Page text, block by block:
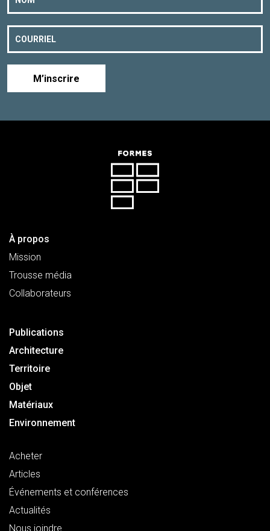
M’inscrire
À propos
Mission
Trousse média
Collaborateurs
Publications
Architecture
Territoire
Objet
Matériaux
Environnement
Acheter
Articles
Événements et conférences
Actualités
Nous joindre